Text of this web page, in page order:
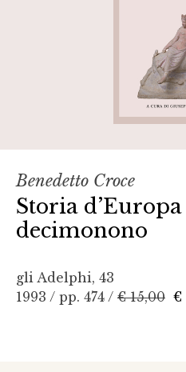
Benedetto Croce
Storia
decimonono
gli Adelphi, 43
1993 / pp. 474 / € 15,00 €